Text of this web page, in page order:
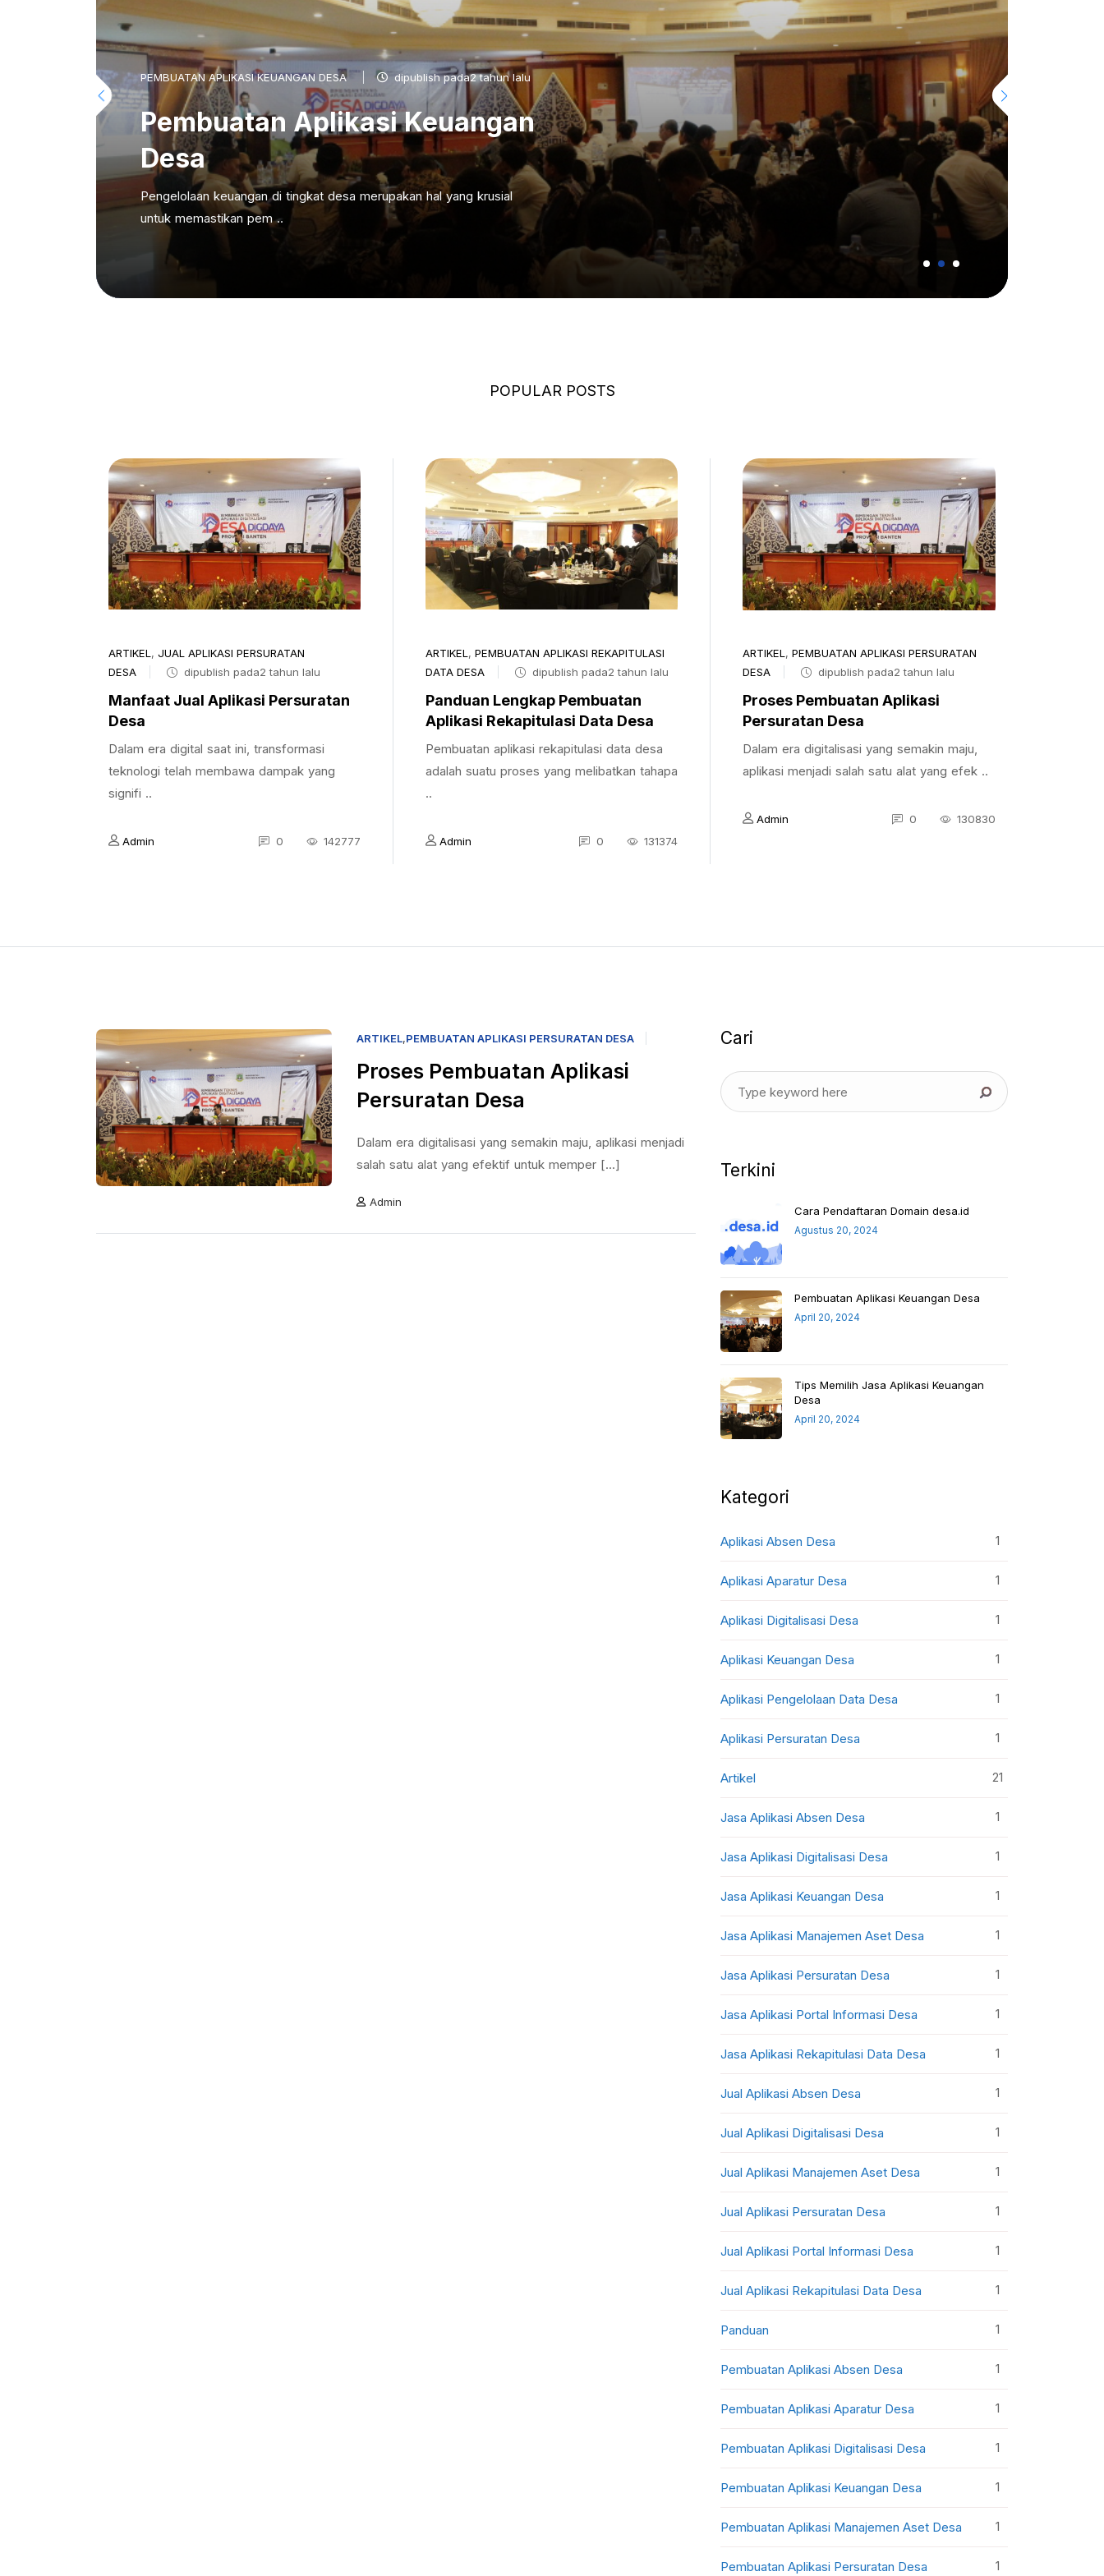
PEMBUATAN APLIKASI KEUANGAN DESA dipublish pada2 tahun lalu
Pembuatan Aplikasi Keuangan
Desa
Pengelolaan keuangan di tingkat desa merupakan hal yang krusial
untuk memastikan pem ..
POPULAR POSTS
ARTIKEL , JUAL APLIKASI PERSURATAN
DESA
dipublish pada2 tahun lalu
Manfaat Jual Aplikasi Persuratan
Desa
Dalam era digital saat ini, transformasi
teknologi telah membawa dampak yang
signifi ..
Admin 0 142777
ARTIKEL , PEMBUATAN APLIKASI REKAPITULASI
DATA DESA
dipublish pada2 tahun lalu
Panduan Lengkap Pembuatan
Aplikasi Rekapitulasi Data Desa
Pembuatan aplikasi rekapitulasi data desa
adalah suatu proses yang melibatkan tahapa
..
Admin 0 131374
ARTIKEL , PEMBUATAN APLIKASI PERSURATAN
DESA
dipublish pada2 tahun lalu
Proses Pembuatan Aplikasi
Persuratan Desa
Dalam era digitalisasi yang semakin maju,
aplikasi menjadi salah satu alat yang efek ..
Admin 0 130830
ARTIKEL,PEMBUATAN APLIKASI PERSURATAN DESA
Proses Pembuatan Aplikasi
Persuratan Desa
Dalam era digitalisasi yang semakin maju, aplikasi menjadi
salah satu alat yang efektif untuk memper [...]
Admin
Cari
Terkini
Cara Pendaftaran Domain desa.id
Agustus 20, 2024
Pembuatan Aplikasi Keuangan Desa
April 20, 2024
Tips Memilih Jasa Aplikasi Keuangan
Desa
April 20, 2024
Kategori
Aplikasi Absen Desa 1
Aplikasi Aparatur Desa 1
Aplikasi Digitalisasi Desa 1
Aplikasi Keuangan Desa 1
Aplikasi Pengelolaan Data Desa 1
Aplikasi Persuratan Desa 1
Artikel 21
Jasa Aplikasi Absen Desa 1
Jasa Aplikasi Digitalisasi Desa 1
Jasa Aplikasi Keuangan Desa 1
Jasa Aplikasi Manajemen Aset Desa 1
Jasa Aplikasi Persuratan Desa 1
Jasa Aplikasi Portal Informasi Desa 1
Jasa Aplikasi Rekapitulasi Data Desa 1
Jual Aplikasi Absen Desa 1
Jual Aplikasi Digitalisasi Desa 1
Jual Aplikasi Manajemen Aset Desa 1
Jual Aplikasi Persuratan Desa 1
Jual Aplikasi Portal Informasi Desa 1
Jual Aplikasi Rekapitulasi Data Desa 1
Panduan 1
Pembuatan Aplikasi Absen Desa 1
Pembuatan Aplikasi Aparatur Desa 1
Pembuatan Aplikasi Digitalisasi Desa 1
Pembuatan Aplikasi Keuangan Desa 1
Pembuatan Aplikasi Manajemen Aset Desa 1
Pembuatan Aplikasi Persuratan Desa 1